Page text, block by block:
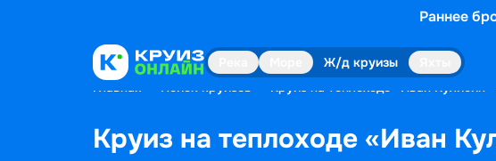
Раннее
Ж/д круизы
Главная Поиск круизов Круиз на теплоходе «Иван
Круиз на теплоходе «Иван